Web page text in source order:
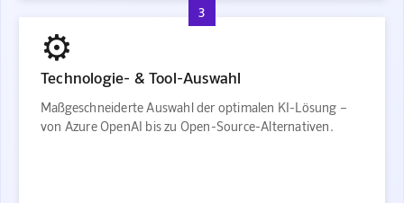
3
⚙️
Technologie- & Tool-Auswahl
Maßgeschneiderte Auswahl der optimalen KI-Lösung –
von Azure OpenAI bis zu Open-Source-Alternativen.